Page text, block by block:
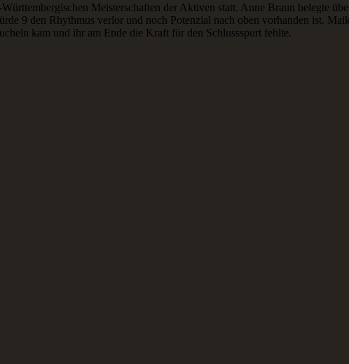
Meisterschaften der Aktiven statt. Anne Braun belegte
9 den Rhythmus verlor und noch Potenzial nach oben vorhanden ist.
kam und ihr am Ende die Kraft für den Schlussspurt fehlte.